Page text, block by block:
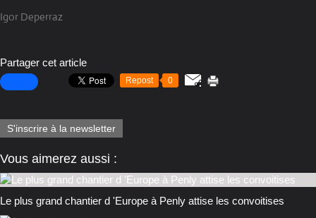
Igor Deperraz
Partager cet article
Repost 0
S'inscrire à la newsletter
Vous aimerez aussi :
Le plus grand chantier d 'Europe à Penly attise les convoitises